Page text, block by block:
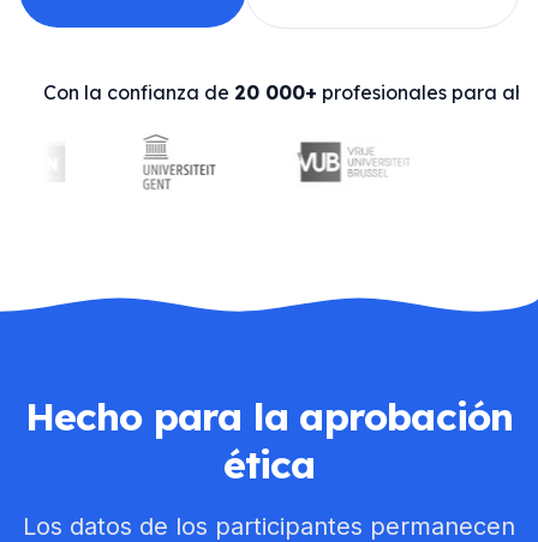
Con la confianza de 20 000+ profesionales para
Hecho para la aprobación
ética
Los datos de los participantes permanecen